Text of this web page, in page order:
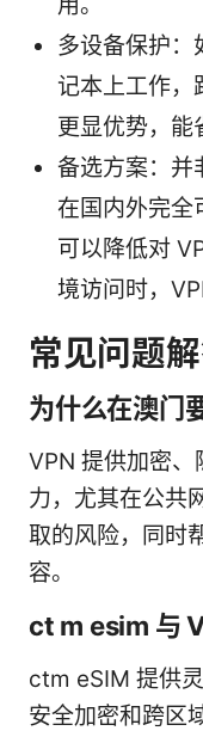
多设备保护：
记本上工作，
更显优势，能
备选方案：并
在国内外完全
可以降低对
境访问时，
常见问题解
为什么在澳门
VPN 提供加密
力，尤其在公共
取的风险，同时
容。
ct m esim 与
ctm eSIM 提供
安全加密和跨区